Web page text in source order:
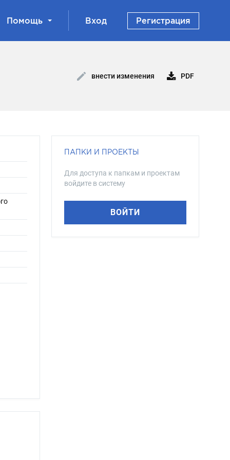
Помощь Вход Регистрация
внести изменения PDF
ПАПКИ И ПРОЕКТЫ
Для доступа к папкам и проектам
войдите в систему
ВОЙТИ